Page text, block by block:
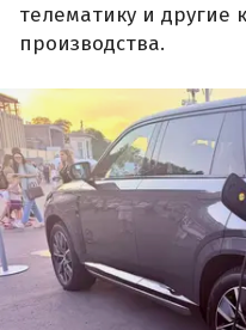
телематику и другие
производства.